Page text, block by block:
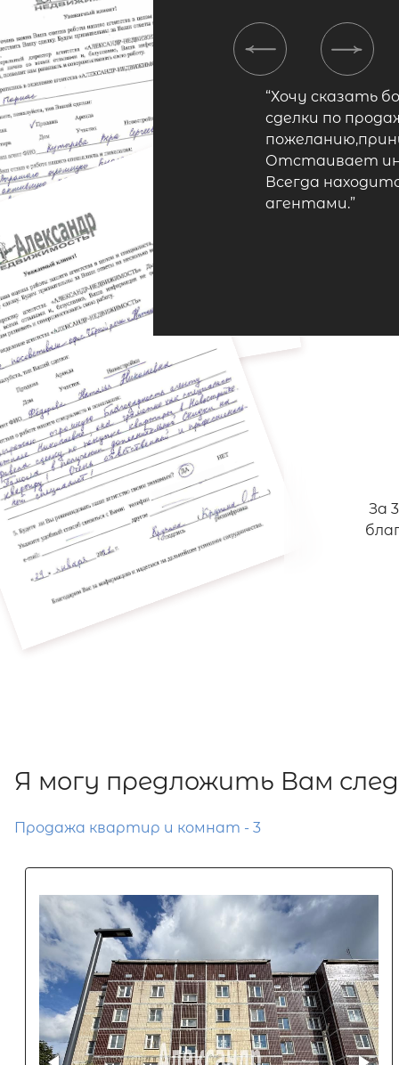
“Хочу сказать
сделки по
Отстаивает
Всегда
агентами.”
Previous Next
За
Я могу предложить Вам
Продажа квартир и комнат - 3